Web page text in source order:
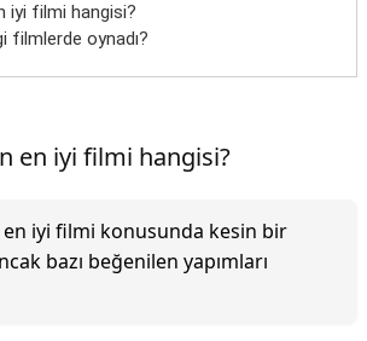
iyi filmi hangisi?
filmlerde oynadı?
en iyi filmi hangisi?
iyi filmi konusunda kesin bir
bazı beğenilen yapımları